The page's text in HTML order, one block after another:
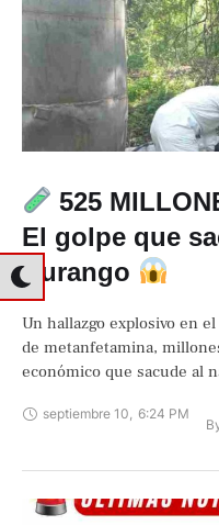
525
El golpe que
Durango
Un hallazgo explosivo en
de metanfetamina,
económico que sacude al
septiembre 10, 6:24 PM